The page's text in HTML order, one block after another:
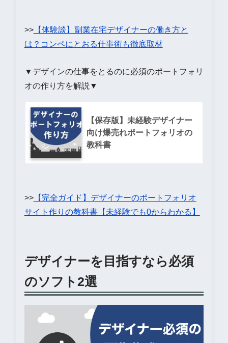
>>【体験談】副業在宅デザイナーの働き方と
は？コンペにとおる仕事術も徹底取材
▼デザインの仕事をとるのに必須のポートフォリ
オの作り方を解説▼
【保存版】未経験デザイナー
向け爆売れポートフォリオの
教科書
>>【完全ガイド】デザイナーのポートフォリオ
サイト作りの教科書【未経験でも0からわかる】
デザイナーを目指すなら必須
のソフト2選